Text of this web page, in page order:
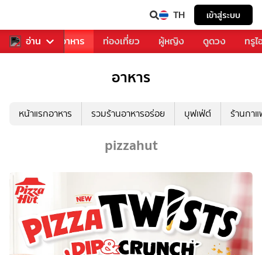
TH เข้าสู่ระบบ
อ่าน
การเพลง อาหาร ท่องเที่ยว ผู้หญิง ดูดวง ทรู
อาหาร
หน้าแรกอาหาร รวมร้านอาหารอร่อย บุฟเฟ่ต์ ร้านกา
pizzahut